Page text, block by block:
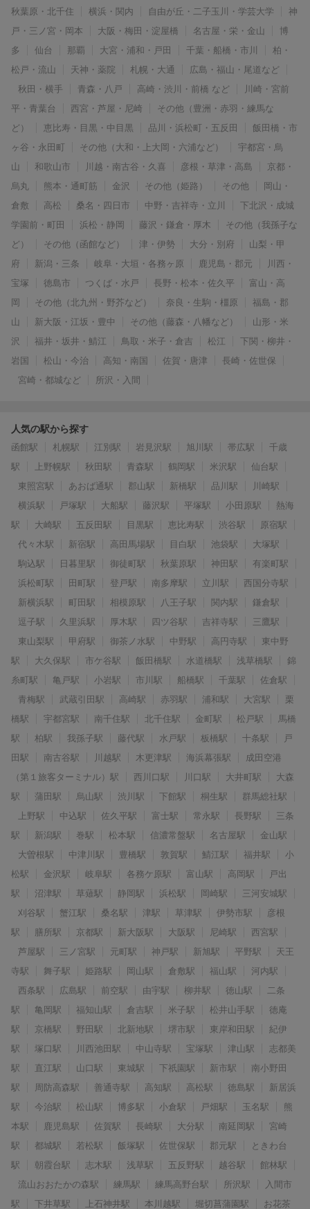
秋葉原・北千住
横浜・関内 自由が丘・二子玉川・学芸大学
神
戸・三ノ宮・岡本
大阪・梅田・淀屋橋 名古屋・栄・金山
博
多
仙台 那覇 大宮・浦和・戸田 千葉・船橋・市川
柏・
松戸・流山
天神・薬院 札幌・大通
広島・福山・尾道など
秋田・横手
青森・八戸 高崎・渋川・前橋 など
川崎・宮前
平・青葉台
西宮・芦屋・尼崎
その他（豊洲・赤羽・練馬な
ど）
恵比寿・目黒・中目黒 品川・浜松町・五反田
飯田橋・市
ヶ谷・永田町
その他（大和・上大岡・六浦など）
宇都宮・烏
山
和歌山市 川越・南古谷・久喜 彦根・草津・高島
京都・
烏丸
熊本・通町筋 金沢 その他（姫路） その他
岡山・
倉敷
高松 桑名・四日市 中野・吉祥寺・立川
下北沢・成城
学園前・町田
浜松・静岡 藤沢・鎌倉・厚木
その他（我孫子な
ど）
その他（函館など） 津・伊勢 大分・別府
山梨・甲
府
新潟・三条 岐阜・大垣・各務ヶ原 鹿児島・郡元
川西・
宝塚
徳島市 つくば・水戸 長野・松本・佐久平
富山・高
岡
その他（北九州・野芥など） 奈良・生駒・橿原
福島・郡
山
新大阪・江坂・豊中 その他（藤森・八幡など）
山形・米
沢
福井・坂井・鯖江 鳥取・米子・倉吉 松江
下関・柳井・
岩国
松山・今治 高知・南国 佐賀・唐津
長崎・佐世保
宮崎・都城など
所沢・入間
人気の駅から探す
函館駅 札幌駅 江別駅 岩見沢駅 旭川駅 帯広駅
千歳
駅
上野幌駅 秋田駅 青森駅 鶴岡駅 米沢駅
仙台駅
東照宮駅
あおば通駅 郡山駅 新橋駅 品川駅
川崎駅
横浜駅
戸塚駅 大船駅 藤沢駅 平塚駅 小田原駅
熱海
駅
大崎駅 五反田駅 目黒駅 恵比寿駅 渋谷駅
原宿駅
代々木駅
新宿駅 高田馬場駅 目白駅 池袋駅
大塚駅
駒込駅
日暮里駅 御徒町駅 秋葉原駅 神田駅
有楽町駅
浜松町駅
田町駅 登戸駅 南多摩駅 立川駅
西国分寺駅
新横浜駅
町田駅 相模原駅 八王子駅 関内駅
鎌倉駅
逗子駅
久里浜駅 厚木駅 四ツ谷駅 吉祥寺駅
三鷹駅
東山梨駅
甲府駅 御茶ノ水駅 中野駅 高円寺駅
東中野
駅
大久保駅 市ケ谷駅 飯田橋駅 水道橋駅 浅草橋駅
錦
糸町駅
亀戸駅 小岩駅 市川駅 船橋駅 千葉駅
佐倉駅
青梅駅
武蔵引田駅 高崎駅 赤羽駅 浦和駅 大宮駅
栗
橋駅
宇都宮駅 南千住駅 北千住駅 金町駅 松戸駅
馬橋
駅
柏駅 我孫子駅 藤代駅 水戸駅 板橋駅 十条駅
戸
田駅
南古谷駅 川越駅 木更津駅 海浜幕張駅
成田空港
（第１旅客ターミナル）駅
西川口駅 川口駅 大井町駅
大森
駅
蒲田駅 烏山駅 渋川駅 下館駅 桐生駅
群馬総社駅
上野駅
中込駅 佐久平駅 富士駅 常永駅 長野駅
三条
駅
新潟駅 巻駅 松本駅 信濃常盤駅 名古屋駅
金山駅
大曽根駅
中津川駅 豊橋駅 敦賀駅 鯖江駅 福井駅
小
松駅
金沢駅 岐阜駅 各務ケ原駅 富山駅 高岡駅
戸出
駅
沼津駅 草薙駅 静岡駅 浜松駅 岡崎駅
三河安城駅
刈谷駅
蟹江駅 桑名駅 津駅 草津駅 伊勢市駅
彦根
駅
膳所駅 京都駅 新大阪駅 大阪駅 尼崎駅
西宮駅
芦屋駅
三ノ宮駅 元町駅 神戸駅 新旭駅 平野駅
天王
寺駅
舞子駅 姫路駅 岡山駅 倉敷駅 福山駅
河内駅
西条駅
広島駅 前空駅 由宇駅 柳井駅 徳山駅
二条
駅
亀岡駅 福知山駅 倉吉駅 米子駅 松井山手駅
徳庵
駅
京橋駅 野田駅 北新地駅 堺市駅 東岸和田駅
紀伊
駅
塚口駅 川西池田駅 中山寺駅 宝塚駅 津山駅
志都美
駅
直江駅 山口駅 東城駅 下祇園駅 新市駅
南小野田
駅
周防高森駅 善通寺駅 高知駅 高松駅 徳島駅
新居浜
駅
今治駅 松山駅 博多駅 小倉駅 戸畑駅 玉名駅
熊
本駅
鹿児島駅 佐賀駅 長崎駅 大分駅 南延岡駅
宮崎
駅
都城駅 若松駅 飯塚駅 佐世保駅 郡元駅
ときわ台
駅
朝霞台駅 志木駅 浅草駅 五反野駅 越谷駅
館林駅
流山おおたかの森駅
練馬駅 練馬高野台駅 所沢駅
入間市
駅
下井草駅 上石神井駅 本川越駅 堀切菖蒲園駅 お花茶